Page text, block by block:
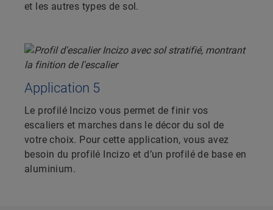
et les autres types de sol.
Application 5
Le profilé Incizo vous permet de finir vos
escaliers et marches dans le décor du sol de
votre choix. Pour cette application, vous avez
besoin du profilé Incizo et d’un profilé de base en
aluminium.